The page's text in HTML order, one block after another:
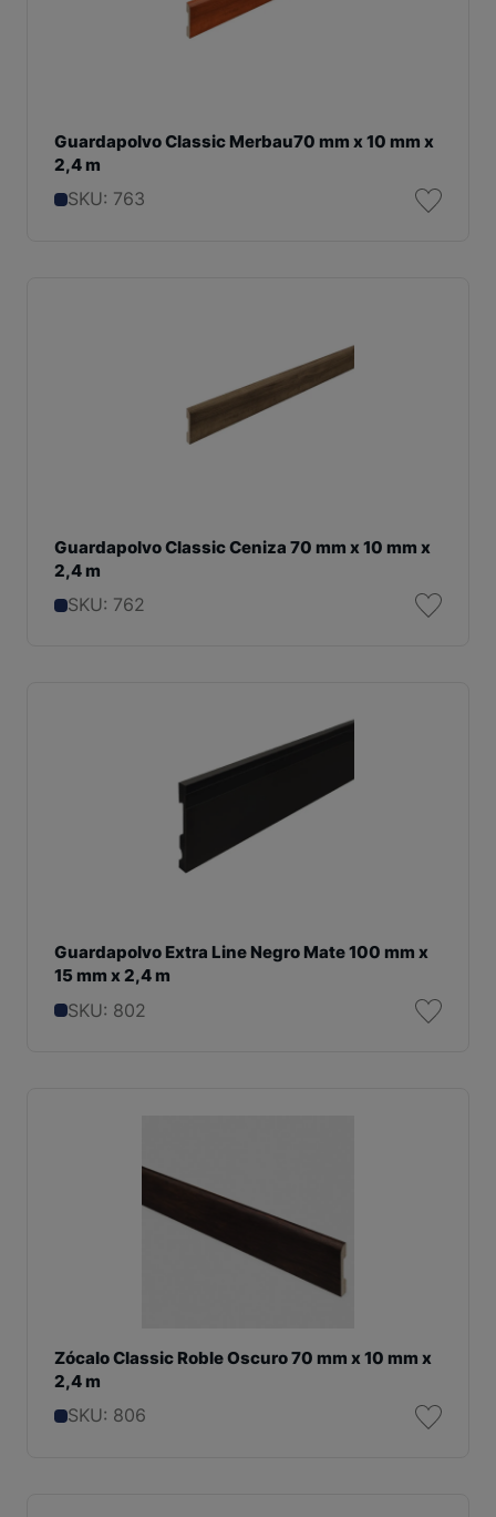
Guardapolvo Classic Merbau70 mm x 10 mm x
2,4 m
SKU: 763
Guardapolvo Classic Ceniza 70 mm x 10 mm x
2,4 m
SKU: 762
Guardapolvo Extra Line Negro Mate 100 mm x
15 mm x 2,4 m
SKU: 802
Zócalo Classic Roble Oscuro 70 mm x 10 mm x
2,4 m
SKU: 806